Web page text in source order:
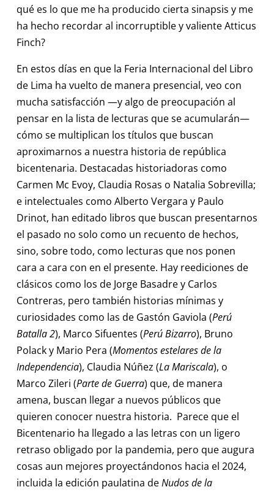
qué es lo que me ha producido cierta sinapsis y me
ha hecho recordar al incorruptible y valiente Atticus
Finch?
En estos días en que la Feria Internacional del Libro
de Lima ha vuelto de manera presencial, veo con
mucha satisfacción —y algo de preocupación al
pensar en la lista de lecturas que se acumularán—
cómo se multiplican los títulos que buscan
aproximarnos a nuestra historia de república
bicentenaria. Destacadas historiadoras como
Carmen Mc Evoy, Claudia Rosas o Natalia Sobrevilla;
e intelectuales como Alberto Vergara y Paulo
Drinot, han editado libros que buscan presentarnos
el pasado no solo como un recuento de hechos,
sino, sobre todo, como lecturas que nos ponen
cara a cara con en el presente. Hay reediciones de
clásicos como los de Jorge Basadre y Carlos
Contreras, pero también historias mínimas y
curiosidades como las de Gastón Gaviola (Perú
Batalla 2), Marco Sifuentes (Perú Bizarro), Bruno
Polack y Mario Pera (Momentos estelares de la
Independencia), Claudia Núñez (La Mariscala), o
Marco Zileri (Parte de Guerra) que, de manera
amena, buscan llegar a nuevos públicos que
quieren conocer nuestra historia. Parece que el
Bicentenario ha llegado a las letras con un ligero
retraso obligado por la pandemia, pero que augura
cosas aun mejores proyectándonos hacia el 2024,
incluida la edición paulatina deNudos de la